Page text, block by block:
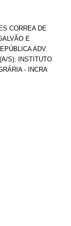
CORREA DE
E
ADV.
S): INSTITUTO
- INCRA